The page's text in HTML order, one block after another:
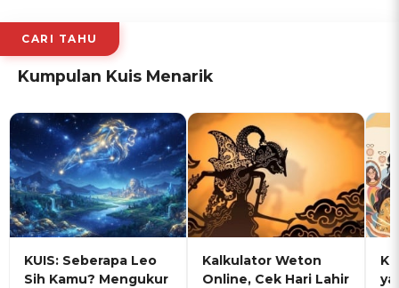
CARI TAHU
Kumpulan Kuis Menarik
KUIS: Seberapa Leo
Sih Kamu? Mengukur
Kalkulator Weton
Online, Cek Hari Lahir